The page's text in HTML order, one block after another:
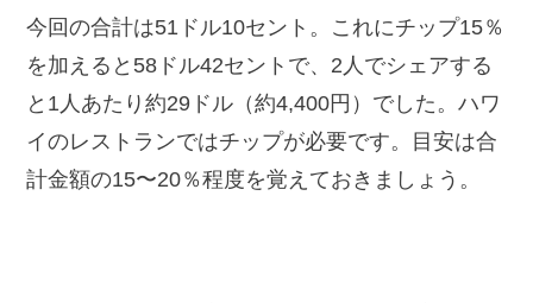
今回の合計は51ドル10セント。これにチップ15％
を加えると58ドル42セントで、2人でシェアする
と1人あたり約29ドル（約4,400円）でした。ハワ
イのレストランではチップが必要です。目安は合
計金額の15〜20％程度を覚えておきましょう。